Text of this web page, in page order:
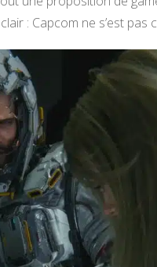
: Capcom ne s’est pas